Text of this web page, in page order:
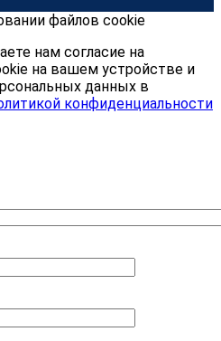
файлов cookie
нам согласие на
на вашем устройстве и
данных в
конфиденциальности